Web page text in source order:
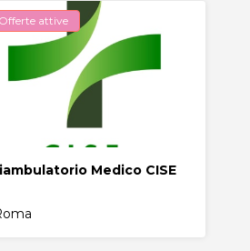
Offerte attive
Medico CISE